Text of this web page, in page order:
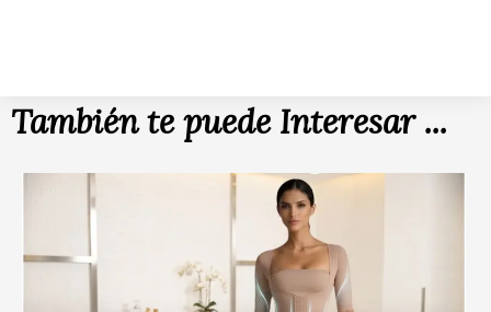
También te puede Interesar ...